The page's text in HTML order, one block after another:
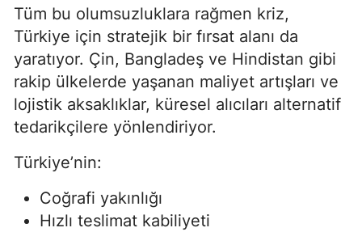
Tüm bu olumsuzluklara rağmen kriz,
Türkiye için stratejik bir fırsat alanı da
yaratıyor. Çin, Bangladeş ve Hindistan gibi
rakip ülkelerde yaşanan maliyet artışları ve
lojistik aksaklıklar, küresel alıcıları alternatif
tedarikçilere yönlendiriyor.
Türkiye’nin:
Coğrafi yakınlığı
Hızlı teslimat kabiliyeti